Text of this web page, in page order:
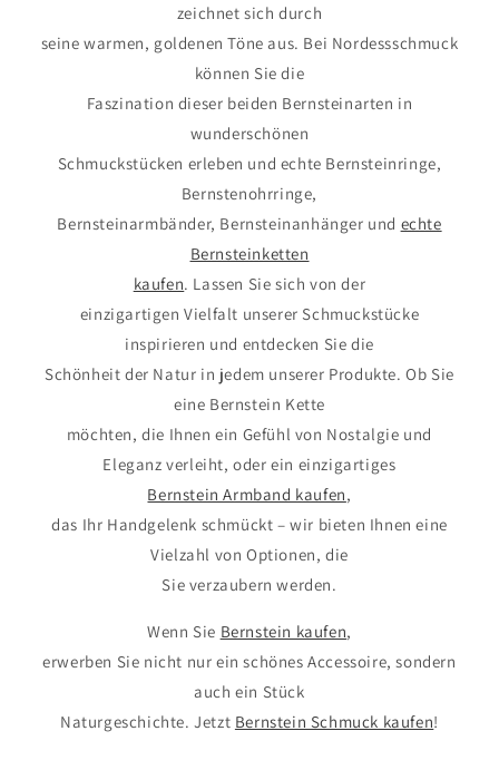
zeichnet sich durch
seine warmen, goldenen Töne aus. Bei Nordessschmuck
können Sie die
Faszination dieser beiden Bernsteinarten in
wunderschönen
Schmuckstücken erleben und echte Bernsteinringe,
Bernstenohrringe,
Bernsteinarmbänder, Bernsteinanhänger und echte
Bernsteinketten
kaufen. Lassen Sie sich von der
einzigartigen Vielfalt unserer Schmuckstücke
inspirieren und entdecken Sie die
Schönheit der Natur in jedem unserer Produkte. Ob Sie
eine Bernstein Kette
möchten, die Ihnen ein Gefühl von Nostalgie und
Eleganz verleiht, oder ein einzigartiges
Bernstein Armband kaufen,
das Ihr Handgelenk schmückt – wir bieten Ihnen eine
Vielzahl von Optionen, die
Sie verzaubern werden.
Wenn Sie Bernstein kaufen,
erwerben Sie nicht nur ein schönes Accessoire, sondern
auch ein Stück
Naturgeschichte. Jetzt Bernstein Schmuck kaufen!